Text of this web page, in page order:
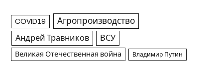
COVID19 Агропроизводство
Андрей Травников ВСУ
Великая Отечественная война Владимир Путин